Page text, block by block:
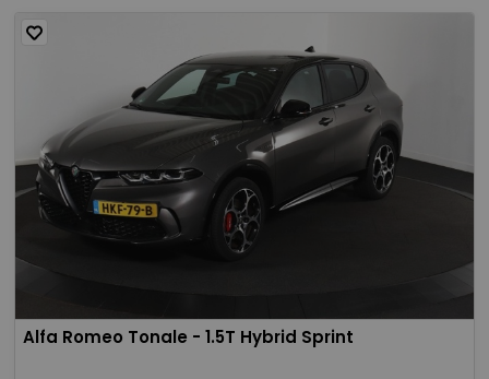
Alfa Romeo Tonale - 1.5T Hybrid Sprint